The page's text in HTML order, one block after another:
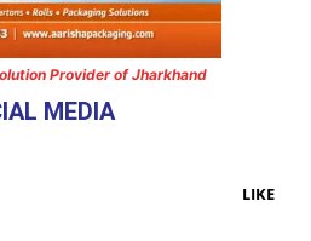
Provider of Jharkhand
MEDIA
LIKE